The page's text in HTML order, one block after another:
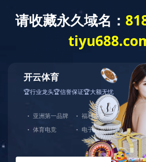
九游网页版登录入口